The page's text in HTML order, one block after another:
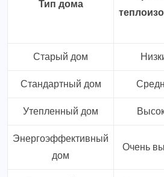
Тип дома
Старый дом
Стандартный дом
Утепленный дом
Энергоэффективный
дом
Очень